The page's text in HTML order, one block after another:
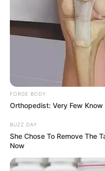
FORGE BODY
Orthopedist: Very Few
BUZZ DAY
She Chose To Remove The
Now